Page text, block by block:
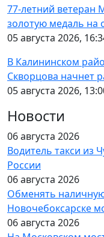
77-летний ветеран
золотую медаль на
05 августа 2026,
В Калининском
Скворцова начнет
05 августа 2026,
Новости
06 августа 2026
Водитель такси из
России
06 августа 2026
Обменять
Новочебоксарске
06 августа 2026